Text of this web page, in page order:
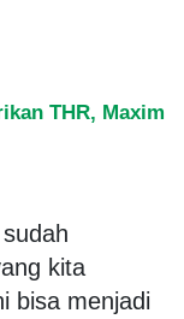
THR, Maxim
kita
bisa menjadi